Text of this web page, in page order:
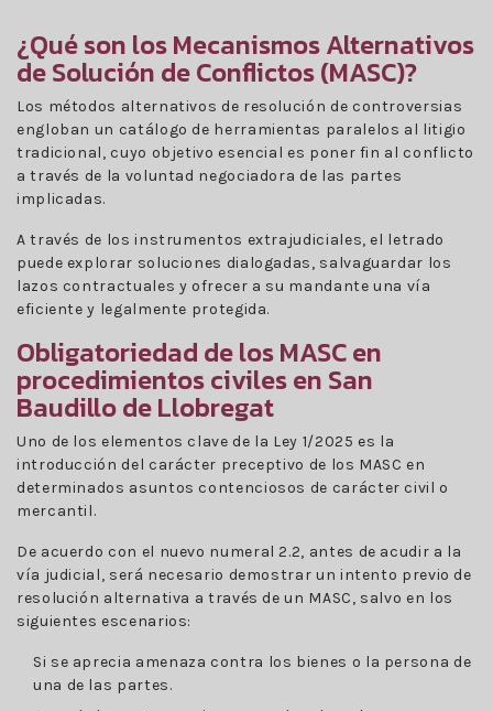
¿Qué son los Mecanismos Alternativos
de Solución de Conflictos (MASC)?
Los métodos alternativos de resolución de controversias
engloban un catálogo de herramientas paralelos al litigio
tradicional, cuyo objetivo esencial es poner fin al conflicto
a través de la voluntad negociadora de las partes
implicadas.
A través de los instrumentos extrajudiciales, el letrado
puede explorar soluciones dialogadas, salvaguardar los
lazos contractuales y ofrecer a su mandante una vía
eficiente y legalmente protegida.
Obligatoriedad de los MASC en
procedimientos civiles en San
Baudillo de Llobregat
Uno de los elementos clave de la Ley 1/2025 es la
introducción del carácter preceptivo de los MASC en
determinados asuntos contenciosos de carácter civil o
mercantil.
De acuerdo con el nuevo numeral 2.2, antes de acudir a la
vía judicial, será necesario demostrar un intento previo de
resolución alternativa a través de un MASC, salvo en los
siguientes escenarios:
Si se aprecia amenaza contra los bienes o la persona de
una de las partes.